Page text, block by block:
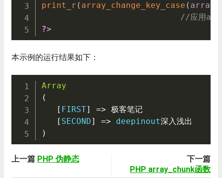
print_r ( array_change_key_case ( array
//应用
?>
本示例的运行结果如下：
Array
(
[ FIRST] => 极客笔记
[ SECOND] => deepinout深入浅出
)
上一篇 PHP 伪静态
下一篇
PHP array_chunk函数